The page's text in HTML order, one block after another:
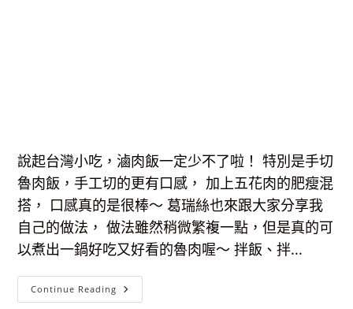
說起台灣小吃，滷肉飯一定少不了啦！ 特別是手切
魯肉飯，手工切的更有口感， 加上五花肉的肥瘦混
搭， 口感真的是很棒～ 葛瑞絲也來跟大家分享我
自己的做法， 做法雖然稍微繁複一點，但是真的可
以煮出一鍋好吃又好看的魯肉喔～ 拌飯、拌...
Continue Reading 【食
譜】